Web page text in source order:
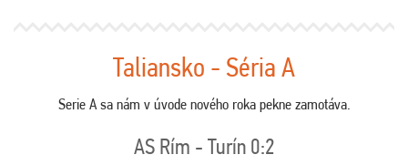
Taliansko - Séria A
Serie A sa nám v úvode nového roka pekne zamotáva.
AS Rím - Turín 0:2